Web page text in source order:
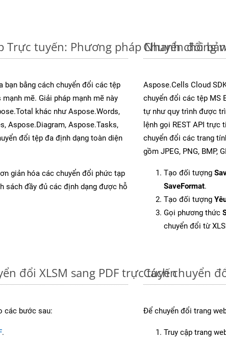
Trực tuyến: Phương pháp Nhanh chóng
bạn bằng cách chuyển đổi các tệp
mẽ. Giải pháp mạnh mẽ này
khác như Aspose.Words,
Aspose.Diagram, Aspose.Tasks,
đổi tệp đa định dạng toàn diện
giản hóa các chuyển đổi phức tạp
sách đầy đủ các định dạng được hỗ
Chuyển đổi
Aspose.Cells Cloud
chuyển đổi các tệp MS
tự như quy trình được
lệnh gọi REST API trực
chuyển đổi các trang
gồm JPEG, PNG, BMP,
Tạo đối tượng
SaveFormat.
Tạo đối tượng
Gọi phương thức
chuyển đổi từ
đổi XLSM sang PDF trực tuyến
các bước sau:
.
Cách chuyển
Để chuyển đổi trang
Truy cập trang